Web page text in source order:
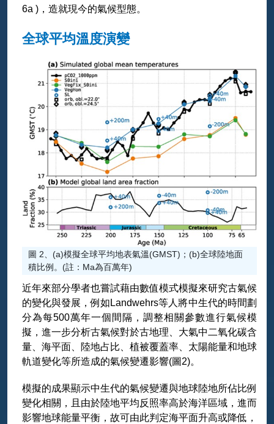
6a )，造就現今的氣候型態。
全球平均溫度演變
圖 2、(a)模擬全球平均地表氣溫(GMST)；(b)全球陸地面
積比例。(註：Ma為百萬年)
近年來部分學者也嘗試藉由數值模式模擬來研究古氣候
的變化與發展，例如Landwehrs等人將中生代的時間劃
分為每500萬年一個間隔，調整相關參數進行氣候模
擬，進一步分析古氣候對於古地理、大氣中二氧化碳含
量、海平面、陸地占比、植被覆蓋率、太陽能量和地球
軌道變化等所造成的氣候變遷影響(圖2)。
模擬的成果顯示中生代的氣候變遷與地球陸地所佔比例
變化相關，且由於陸地平均反照率高於海洋區域，進而
影響地球能量平衡，故可由此判定海平面升高或降低，